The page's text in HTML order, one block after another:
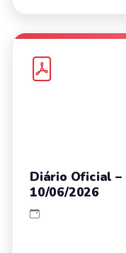
Diário Oficial –
10/06/2026